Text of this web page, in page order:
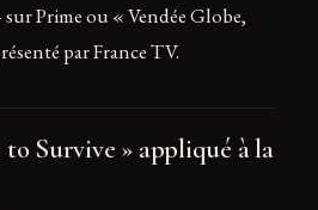
Prime ou « Vendée Globe,
par France TV.
Survive » appliqué à la